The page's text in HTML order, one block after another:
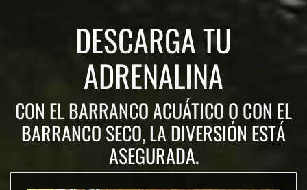
DESCARGA TU
ADRENALINA
CON EL BARRANCO ACUÁTICO O CON EL
BARRANCO SECO, LA DIVERSIÓN ESTÁ
ASEGURADA.